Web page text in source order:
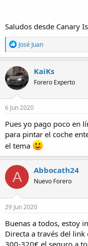
Saludos desde Canary
R
e
a
c
t
i
o
n
s
José Juan
KaiKs
Forero Experto
6 Jun 2020
Pues yo pago poco en
para pintar el coche
el tema
A Abbocath24
Nuevo Forero
29 Jun 2020
Buenas a todos, estoy
Directa a través del
300-320€ el seguro a